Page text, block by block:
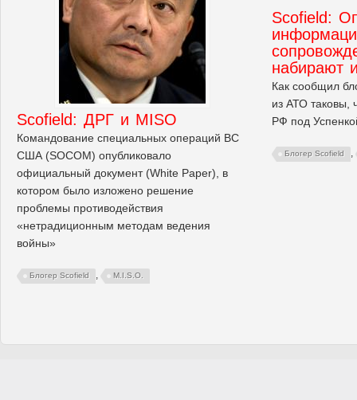
Scofield: ДРГ и MISO
Командование специальных операций ВС
США (SOCOM) опубликовало
официальный документ (White Paper), в
котором было изложено решение
проблемы противодействия
«нетрадиционным методам ведения
войны»
Блогер Scofield , M.I.S.O.
Scofield:
набирают
Как сообщил
из АТО таковы,
РФ под
Блогер Scofield ,